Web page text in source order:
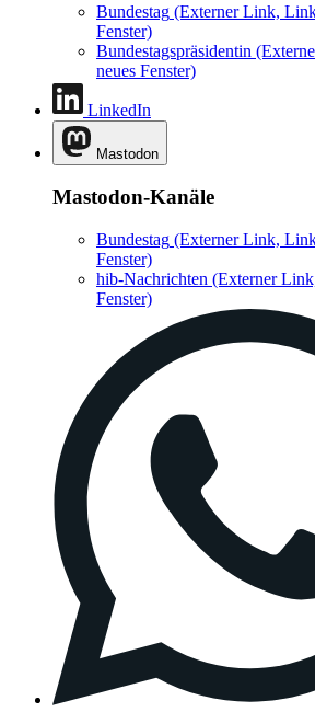
Bundestag (Externer Link,
Fenster)
Bundestagspräsidentin
neues Fenster)
LinkedIn
Mastodon
Mastodon-Kanäle
Bundestag (Externer Link,
Fenster)
hib-Nachrichten (Externer
Fenster)